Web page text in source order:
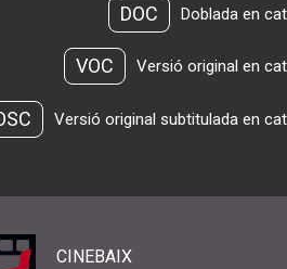
DOC Doblada en
VOC Versió original en
Versió original subtitulada en
CINEBAIX